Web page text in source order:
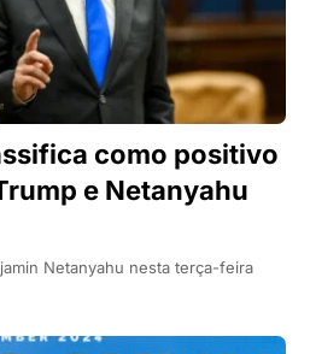
como positivo
e Netanyahu
Netanyahu nesta terça-feira